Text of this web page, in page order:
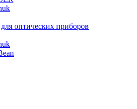
оптических приборов